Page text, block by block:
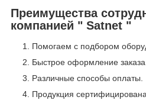
Преимущества
компанией " Satnet "
Помогаем с подбором
Быстрое оформление
Различные способы оплаты.
Продукция сертифицирована